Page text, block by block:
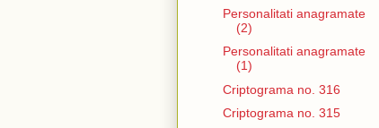
Personalitati anagramate
(2)
Personalitati anagramate
(1)
Criptograma no. 316
Criptograma no. 315